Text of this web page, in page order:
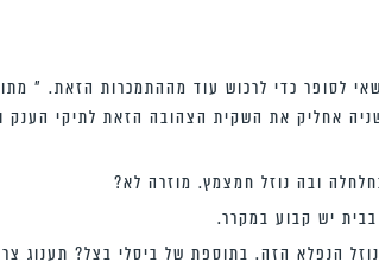
לסופר כדי לרכוש עוד מההתמכרות הזאת. ”
אחליק את השקית הצהובה הזאת לתיקי
ובה נוזל חמצמץ. מוזרה לא?
יש קבוע במקרר.
הנפלא הזה. בתוספת של ביסלי בצל? תענוג